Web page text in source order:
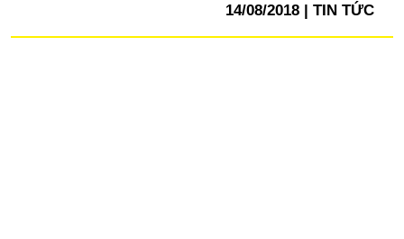
14/08/2018
TIN TỨC